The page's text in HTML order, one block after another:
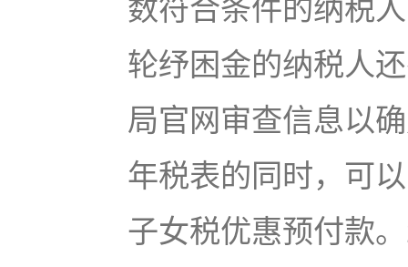
数符合条件的纳税
轮纾困金的纳税人
局官网审查信息以
年税表的同时，可
子女税优惠预付款